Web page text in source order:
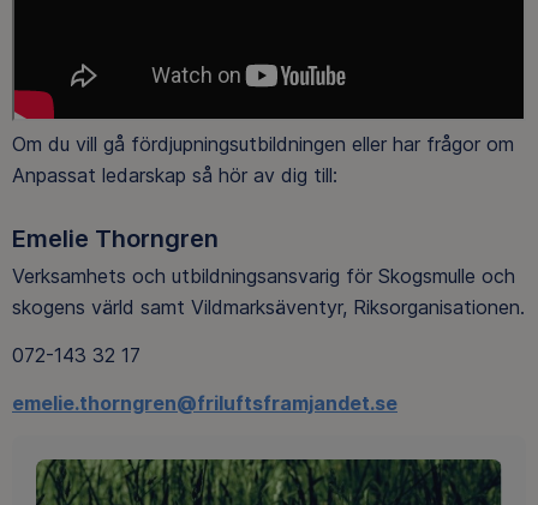
Om du vill gå fördjupningsutbildningen eller har frågor om
Anpassat ledarskap så hör av dig till:
Emelie Thorngren
Verksamhets och utbildningsansvarig för Skogsmulle och
skogens värld samt Vildmarksäventyr, Riksorganisationen.
072-143 32 17
emelie.thorngren@friluftsframjandet.se